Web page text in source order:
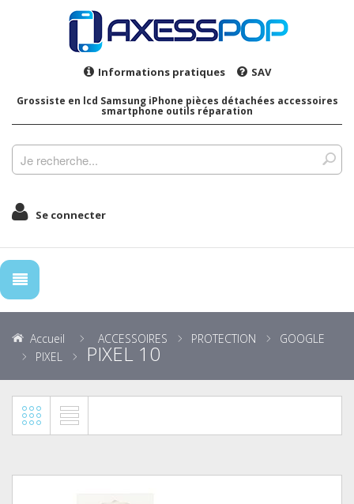
Informations pratiques SAV
Grossiste en lcd Samsung iPhone pièces détachées accessoires
smartphone outils réparation
Se connecter
Accueil ACCESSOIRES PROTECTION
GOOGLE
PIXEL
PIXEL 10